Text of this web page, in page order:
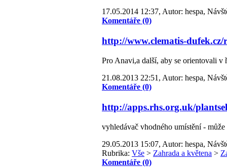
17.05.2014 12:37, Autor: hespa,
Komentáře (0)
http://www.clematis-
Pro Anavi,a další, aby se orientovali v
21.08.2013 22:51, Autor: hespa,
Komentáře (0)
http://apps.rhs.org.uk/
vyhledávač vhodného umístění -
29.05.2013 15:07, Autor: hespa,
Rubrika: Vše > Zahrada a květena >
Komentáře (0)